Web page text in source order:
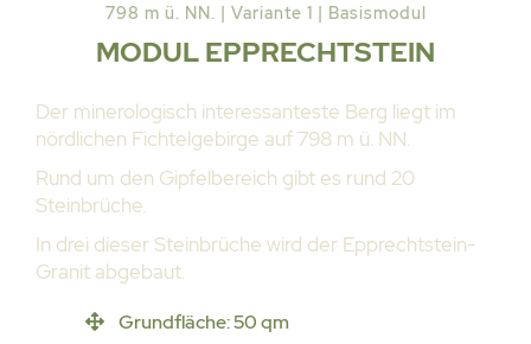
798 m ü. NN. | Variante 1 | Basismodul
MODUL EPPRECHTSTEIN
Der minerologisch interessanteste Berg liegt im
nördlichen Fichtelgebirge auf 798 m ü. NN.
Rund um den Gipfelbereich gibt es rund 20
Steinbrüche.
In drei dieser Steinbrüche wird der Epprechtstein-
Granit abgebaut.
Grundfläche: 50 qm